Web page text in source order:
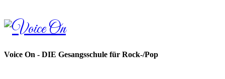
Voice
On
Voice On - DIE Gesangsschule für Rock-/Pop